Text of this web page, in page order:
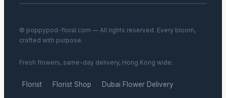
© poppypod-floral.com — All rights reserved. Every bloom,
crafted with purpose.
Fresh flowers, same-day delivery, Hong Kong wide.
Florist · Florist Shop · Dubai Flower Delivery ·